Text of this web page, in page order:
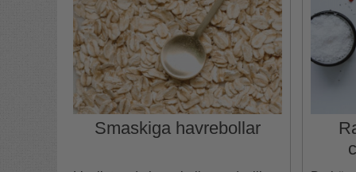
Smaskiga havrebollar